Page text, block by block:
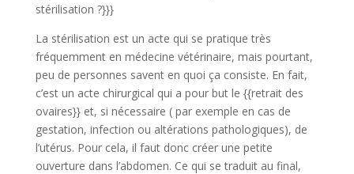
stérilisation ?}}}
La stérilisation est un acte qui se pratique très
fréquemment en médecine vétérinaire, mais pourtant,
peu de personnes savent en quoi ça consiste. En fait,
c’est un acte chirurgical qui a pour but le {{retrait des
ovaires}} et, si nécessaire ( par exemple en cas de
gestation, infection ou altérations pathologiques), de
l’utérus. Pour cela, il faut donc créer une petite
ouverture dans l’abdomen. Ce qui se traduit au final,